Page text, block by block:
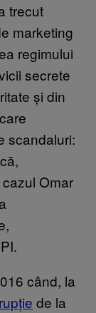
trecut
marketing
regimului
secrete
și din
scandaluri:
Omar
când, la
de la